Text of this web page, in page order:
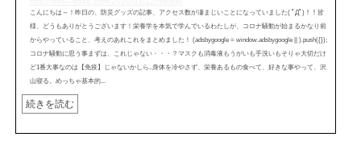
こんにちは～！昨日の、防災グッズの記事、アクセス数が凄まじいことになっていました( ﾟДﾟ)！！皆
様、どうもありがとうございます！栄養学を本気で学んでいるわたしが、コロナ騒動が始まるかなり前
からやっていること、考えのあれこれをまとめました！ (adsbygoogle = window.adsbygoogle || ).push({});
コロナ騒動に思う事まずは、これじゃない・・・？マスクも消毒液もうがいも手洗いもそりゃ大切だけ
ど1番大事なのは【免疫】じゃないかしら..身体を冷やさず、栄養あるもの食べて、好きな事やって、沢
山寝る。めっちゃ基本的...
続きを読む